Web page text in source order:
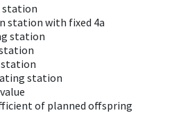
station
station with fixed 4a
station
station
of planned offspring